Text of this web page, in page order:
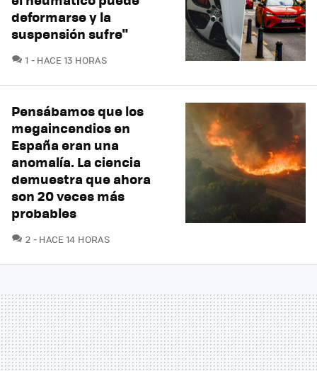
deformarse y la
suspensión sufre"
1 COMENTARIOS
HACE 13 HORAS
Pensábamos que los
megaincendios en
España eran una
anomalía. La ciencia
demuestra que ahora
son 20 veces más
probables
2 COMENTARIOS
HACE 14 HORAS